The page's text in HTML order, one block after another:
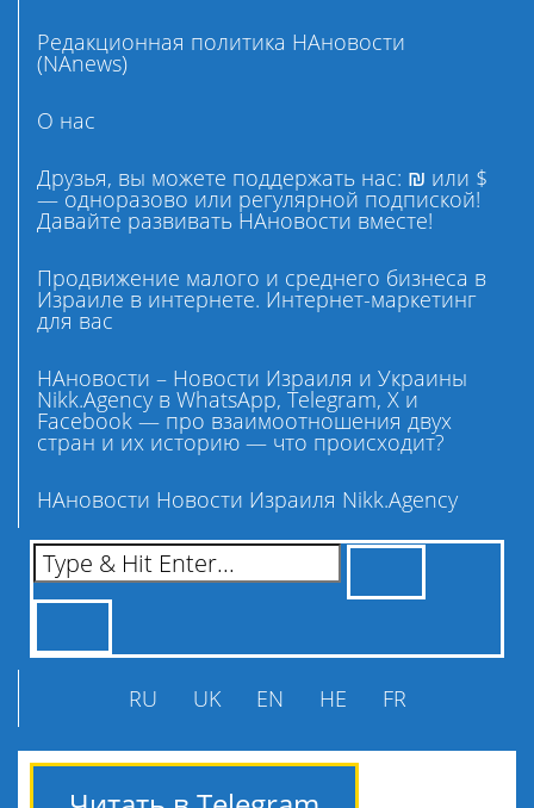
Редакционная политика НАновости
(NAnews)
О нас
Друзья, вы можете поддержать нас: ₪ или $
— одноразово или регулярной подпиской!
Давайте развивать НАновости вместе!
Продвижение малого и среднего бизнеса в
Израиле в интернете. Интернет-маркетинг
для вас
НАновости – Новости Израиля и Украины
Nikk.Agency в WhatsApp, Telegram, X и
Facebook — про взаимоотношения двух
стран и их историю — что происходит?
НАновости Новости Израиля Nikk.Agency
RU UK EN HE FR